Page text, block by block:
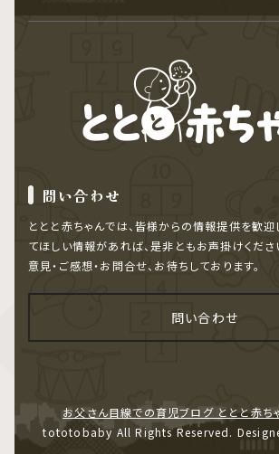
問い合わせ
ととと赤ちゃんでは、皆様からの情報提供を歓迎
てほしい情報があれば、是非ともお声掛けくださ
意見・ご感想・お問合せ、お待ちしております。
問い合わせ
お父さん目線での育児ブログ ととと赤ち
tototobaby All Rights Reserved.